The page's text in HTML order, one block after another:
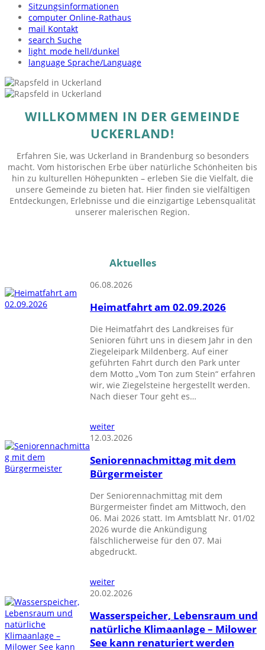
Sitzungsinformationen
computer Online-Rathaus
mail Kontakt
search Suche
light_mode hell/dunkel
language Sprache/Language
WILLKOMMEN IN DER GEMEINDE
UCKERLAND!
Erfahren Sie, was Uckerland in Brandenburg so besonders
macht. Vom historischen Erbe über natürliche Schönheiten bis
hin zu kulturellen Höhepunkten – erleben Sie die Vielfalt, die
unsere Gemeinde zu bieten hat. Hier finden sie vielfältigen
Entdeckungen, Erlebnisse und die einzigartige Lebensqualität
unserer malerischen Region.
Aktuelles
06.08.2026
Heimatfahrt am 02.09.2026
Die Heimatfahrt des Landkreises für
Senioren führt uns in diesem Jahr in den
Ziegeleipark Mildenberg. Auf einer
geführten Fahrt durch den Park unter
dem Motto „Vom Ton zum Stein“ erfahren
wir, wie Ziegelsteine hergestellt werden.
Nach dieser Tour geht es…
weiter
12.03.2026
Seniorennachmittag mit dem
Bürgermeister
Der Seniorennachmittag mit dem
Bürgermeister findet am Mittwoch, den
06. Mai 2026 statt. Im Amtsblatt Nr. 01/02
2026 wurde die Ankündigung
fälschlicherweise für den 07. Mai
abgedruckt.
weiter
20.02.2026
Wasserspeicher, Lebensraum und
natürliche Klimaanlage – Milower
See kann renaturiert werden